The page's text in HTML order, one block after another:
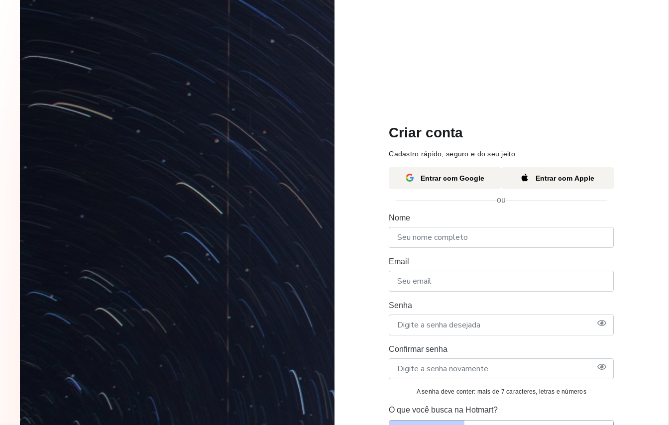
Criar conta
Cadastro rápido, seguro e do seu jeito.
Entrar com Google Entrar com Apple
ou
Nome
Email
Senha
Confirmar senha
A senha deve conter: mais de 7 caracteres, letras e números
O que você busca na Hotmart?